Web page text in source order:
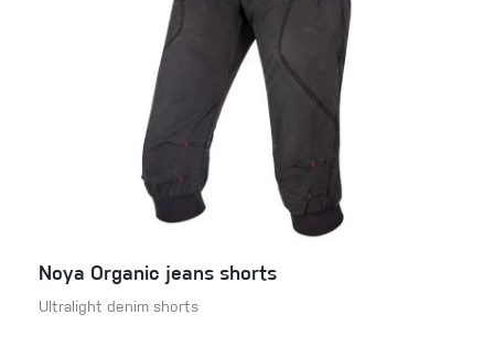
Noya Organic jeans shorts
Ultralight denim shorts